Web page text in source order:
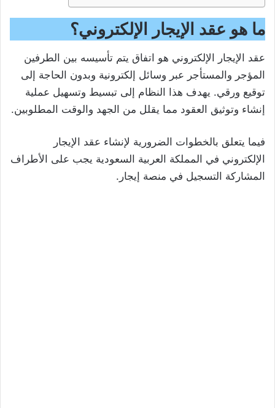
ما هو عقد الإيجار الإلكتروني؟
عقد الإيجار الإلكتروني هو اتفاق يتم تأسيسه بين الطرفين
المؤجر والمستأجر عبر وسائل إلكترونية وبدون الحاجة إلى
توقيع ورقي. يهدف هذا النظام إلى تبسيط وتسهيل عملية
إنشاء وتوثيق العقود مما يقلل من الجهد والوقت المطلوبين.
فيما يتعلق بالخطوات الضرورية لإنشاء عقد الإيجار
الإلكتروني في المملكة العربية السعودية يجب على الأطراف
المشاركة التسجيل في منصة إيجار.